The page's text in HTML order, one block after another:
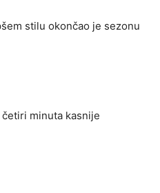
stilu okončao je sezonu
minuta kasnije